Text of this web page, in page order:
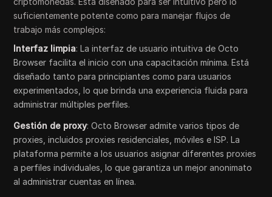
suficientemente potente como para manejar flujos de
trabajo más complejos:
Interfaz limpia: La interfaz de usuario intuitiva de Octo
Browser facilita el inicio con una capacitación mínima. Está
diseñado tanto para principiantes como para usuarios
experimentados, lo que brinda una experiencia fluida para
administrar múltiples perfiles.
Gestión de proxy: Octo Browser admite varios tipos de
proxies, incluidos proxies residenciales, móviles e ISP. La
plataforma permite a los usuarios asignar diferentes proxies
a perfiles individuales, lo que garantiza un mejor anonimato
al administrar cuentas en línea.